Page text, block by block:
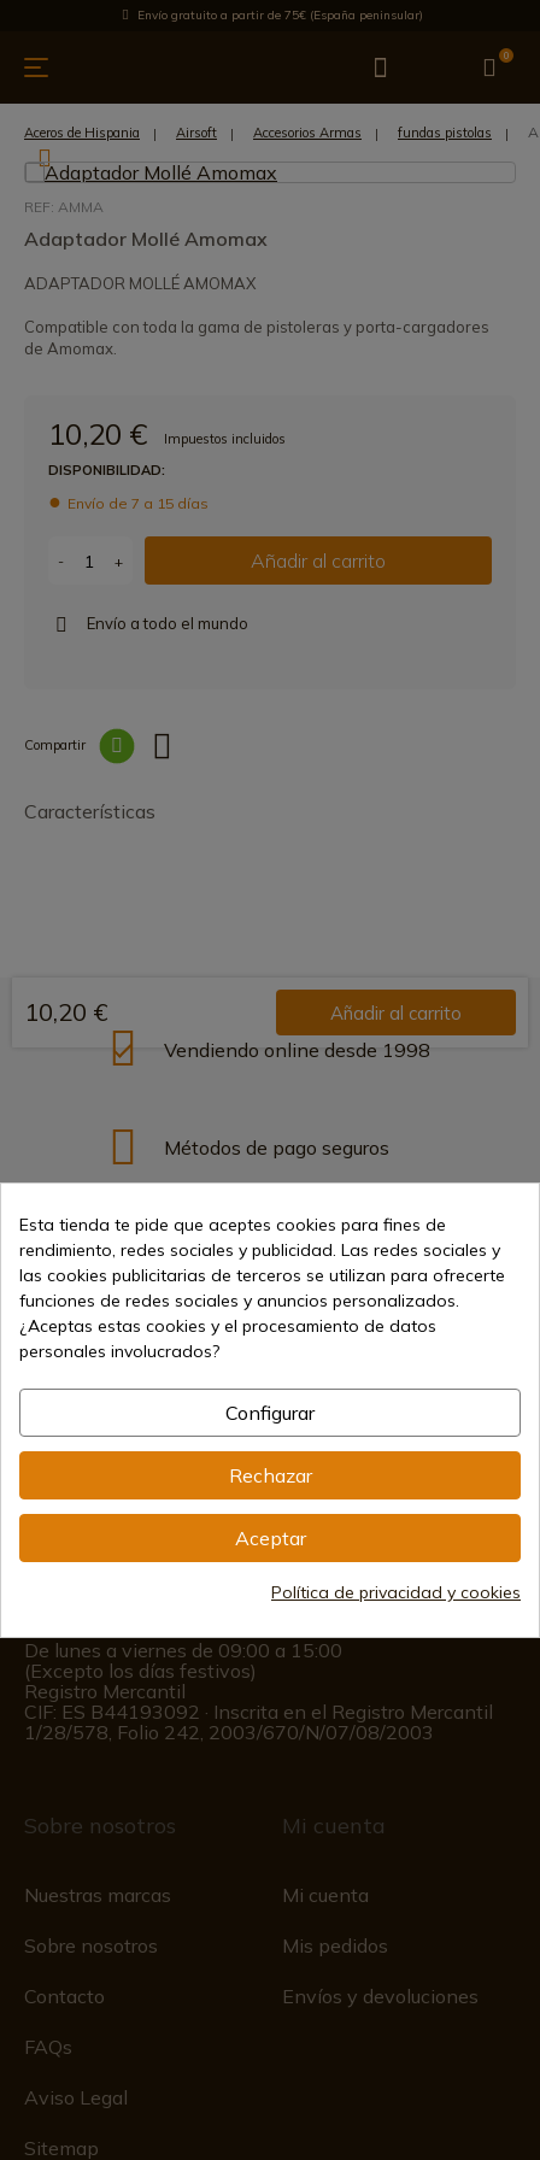
Envío gratuito a partir de 75€ (España peninsular)
0
menaje Ofertas Ultimas novedades Los más vendidos
Aceros de Hispania Airsoft Accesorios Armas fundas pistolas
REF: AMMA
Adaptador Mollé Amomax
ADAPTADOR MOLLÉ AMOMAX
Compatible con toda la gama de pistoleras y porta-cargadores
de Amomax.
10,20 €
Impuestos incluidos
DISPONIBILIDAD:
Envío de 7 a 15 días
- + Añadir al carrito
Envío a todo el mundo
Compartir
Características
10,20 € Añadir al carrito
Vendiendo online desde 1998
Métodos de pago seguros
Envíos internacionales
info@aceros-de-hispania.com
De lunes a viernes de 09:00 a 15:00
(Excepto los días festivos)
Registro Mercantil
CIF: ES B44193092 · Inscrita en el Registro Mercantil
1/28/578, Folio 242, 2003/670/N/07/08/2003
Sobre nosotros
Nuestras marcas
Sobre nosotros
Contacto
FAQs
Aviso Legal
Sitemap
Mi cuenta
Mi cuenta
Mis pedidos
Envíos y devoluciones
Esta tienda te pide que aceptes cookies para fines de
rendimiento, redes sociales y publicidad. Las redes sociales y
las cookies publicitarias de terceros se utilizan para ofrecerte
funciones de redes sociales y anuncios personalizados.
¿Aceptas estas cookies y el procesamiento de datos
personales involucrados?
Configurar
Rechazar
Aceptar
Política de privacidad y cookies